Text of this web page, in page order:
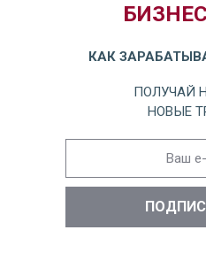
КАК
ПОЛУЧАЙ
НОВЫЕ